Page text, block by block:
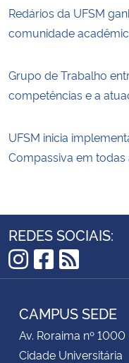
Redários da UFSM
comunidade
Grupo de Trabalho
competências e a
UFSM inicia
Compassiva em todas
REDES SOCIAIS:
Instagram
RSS
CAMPUS SEDE
Av. Roraima nº 1000
Cidade Universitária